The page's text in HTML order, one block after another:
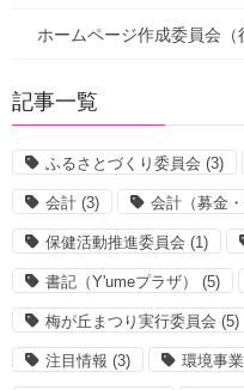
ホームページ作成委員会（
記事一覧
ふるさとづくり委員会 (3)
会計 (3) 会計（募金・
保健活動推進委員会 (1)
書記（Y'umeプラザ） (5)
梅が丘まつり実行委員会 (5)
注目情報 (3) 環境事